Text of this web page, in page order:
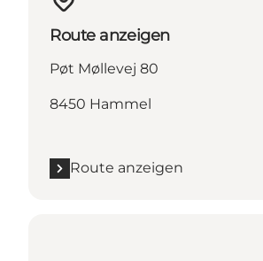
Route anzeigen
Pøt Møllevej 80
8450 Hammel
Route anzeigen